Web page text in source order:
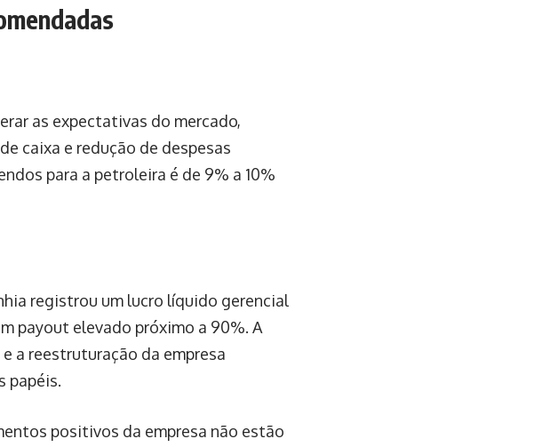
as expectativas do mercado,
caixa e redução de despesas
para a petroleira é de 9% a 10%
registrou um lucro líquido gerencial
payout elevado próximo a 90%. A
a reestruturação da empresa
papéis.
positivos da empresa não estão